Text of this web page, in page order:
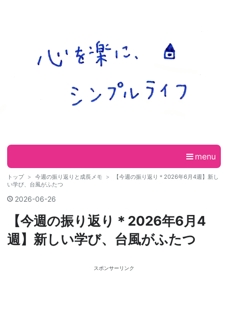
menu
トップ > 今週の振り返りと成長メモ >
【今週の振り返り＊2026年6月4週】新し
い学び、台風がふたつ
2026-06-26
【今週の振り返り＊2026年6月4
週】新しい学び、台風がふたつ
スポンサーリンク